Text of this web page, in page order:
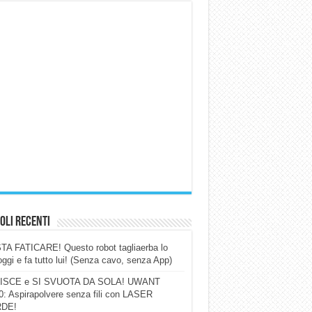
Recenti
FATICARE! Questo robot tagliaerba lo
e fa tutto lui! (Senza cavo, senza App)
e SI SVUOTA DA SOLA! UWANT
Aspirapolvere senza fili con LASER